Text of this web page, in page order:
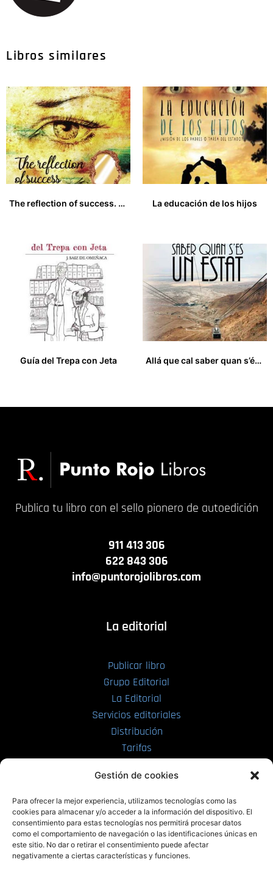
Gestión de cookies
Para ofrecer la mejor experiencia, utilizamos tecnologías como las
cookies para almacenar y/o acceder a la información del dispositivo. El
consentimiento para estas tecnologías nos permitirá procesar datos
como el comportamiento de navegación o las identificaciones únicas en
este sitio. No dar o retirar el consentimiento puede afectar
negativamente a ciertas características y funciones.
Libros similares
The reflection of success. Be the best you can be!
La educación de los hijos
Guía del Trepa con Jeta
Allá que cal saber quan s’és un Estat
Publica tu libro con el sello pionero de autoedición
911 413 306
622 843 306
info@puntorojolibros.com
La editorial
Publicar libro
Grupo Editorial
La Editorial
Servicios editoriales
Distribución
Tarifas
PRL | Films
PRL | Play
PRL | LAB